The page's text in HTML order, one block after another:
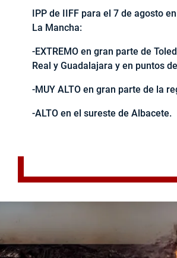
IPP de IIFF para el 7 de agosto
La Mancha:
-EXTREMO en gran parte de
Real y Guadalajara y en puntos
-MUY ALTO en gran parte de la
-ALTO en el sureste de Albacete.